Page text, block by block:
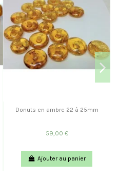
Donuts en ambre 22 à 25mm
59,00 €
Ajouter au panier